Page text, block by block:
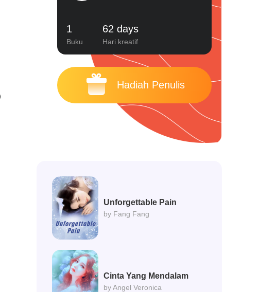
1
Buku
62 days
Hari kreatif
Hadiah Penulis
Unforgettable Pain
by Fang Fang
Cinta Yang Mendalam
by Angel Veronica